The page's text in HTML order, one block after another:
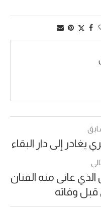
إلى دار البقاء
عانى منه الفنان
وفاته